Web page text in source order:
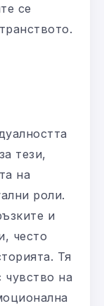
се
тези,
на
роли.
и
често
Тя
на